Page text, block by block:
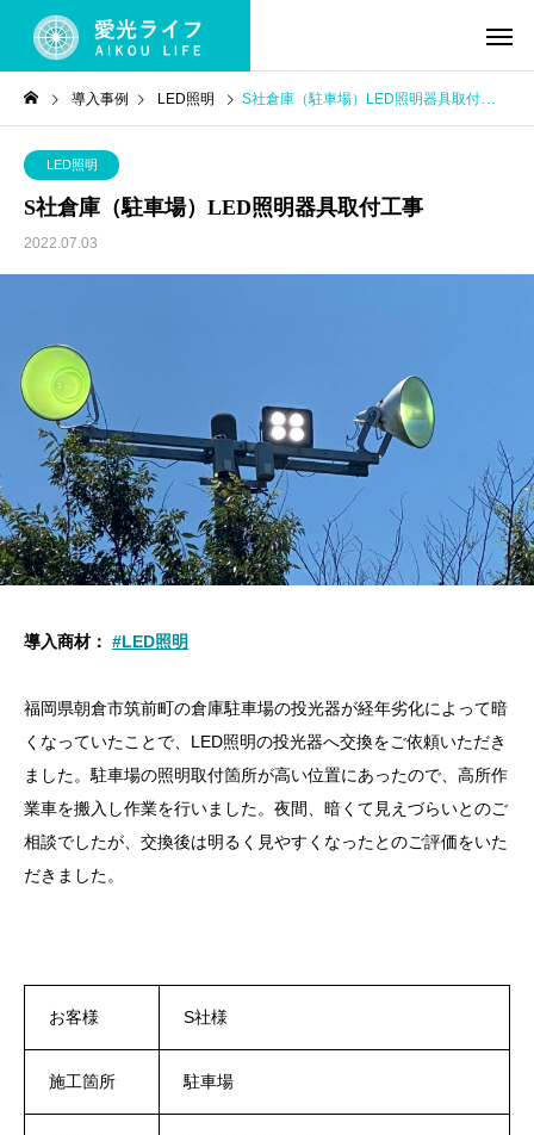
導入事例 LED照明 S社倉庫（駐車場）LED照明器具取付工事
LED照明
S社倉庫（駐車場）LED照明器具取付工事
2022.07.03
導入商材： #LED照明
福岡県朝倉市筑前町の倉庫駐車場の投光器が経年劣化によって暗
くなっていたことで、LED照明の投光器へ交換をご依頼いただき
ました。駐車場の照明取付箇所が高い位置にあったので、高所作
業車を搬入し作業を行いました。夜間、暗くて見えづらいとのご
相談でしたが、交換後は明るく見やすくなったとのご評価をいた
だきました。
お客様 S社様
施工箇所 駐車場